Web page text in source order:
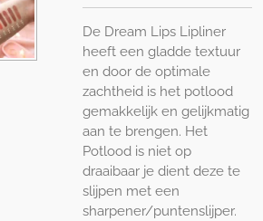
De Dream Lips Lipliner
heeft een gladde textuur
en door de optimale
zachtheid is het potlood
gemakkelijk en gelijkmatig
aan te brengen. Het
Potlood is niet op
draaibaar je dient deze te
slijpen met een
sharpener/puntenslijper.